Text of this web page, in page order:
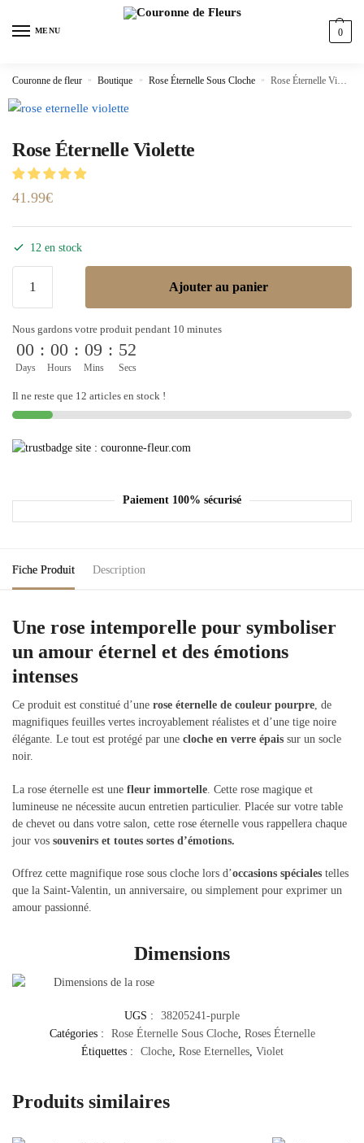
MENU 0
Couronne de fleur » Boutique » Rose Éternelle Sous Cloche » Rose Éternelle Violette
Rose Éternelle Violette
41.99€
12 en stock
Ajouter au panier
Nous gardons votre produit pendant 10 minutes
00
Days
: 00
Hours
: 09
Mins
: 52
Secs
Il ne reste que 12 articles en stock !
Paiement 100% sécurisé
Fiche Produit Description
Une rose intemporelle pour symboliser
un amour éternel et des émotions
intenses
Ce produit est constitué d’une rose éternelle de couleur pourpre , de
magnifiques feuilles vertes incroyablement réalistes et d’une tige noire
élégante. Le tout est protégé par une cloche en verre épais sur un socle
noir.
La rose éternelle est une fleur immortelle . Cette rose magique et
lumineuse ne nécessite aucun entretien particulier. Placée sur votre table
de chevet ou dans votre salon, cette rose éternelle vous rappellera chaque
jour vos souvenirs et toutes sortes d’émotions.
Offrez cette magnifique rose sous cloche lors d’occasions spéciales telles
que la Saint-Valentin, un anniversaire, ou simplement pour exprimer un
amour passionné.
Dimensions
UGS :
38205241-purple
Catégories :
Rose Éternelle Sous Cloche, Roses Éternelle
Étiquettes :
Cloche, Rose Eternelles, Violet
Produits similaires